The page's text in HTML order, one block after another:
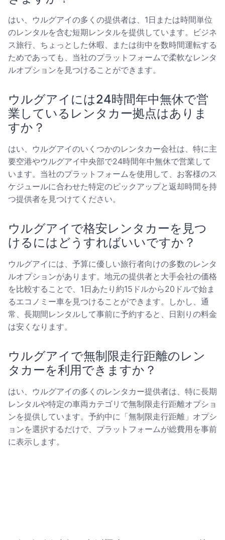
はい、ウルグアイの多くの提供者は、1日または時間単位
のレンタルを含む短期レンタルを提供しています。ビジネ
ス旅行、ちょっとした休暇、または街中を数時間運転する
ためであっても、当社のプラットフォームで柔軟なレンタ
ルオプションを見つけることができます。
ウルグアイには24時間年中無休で営
業しているレンタカー拠点はありま
すか？
はい、ウルグアイのいくつかのレンタカー会社は、特に主
要空港やウルグアイ中央部で24時間年中無休で営業して
います。当社のプラットフォームを使用して、お客様のス
ケジュールに合わせた特定のピックアップと返却時間を持
つ提供者を見つけてください。
ウルグアイで格安レンタカーを見つ
けるにはどうすればいいですか？
ウルグアイには、予算に優しい旅行者向けの多数のレンタ
ルオプションがあります。地元の提供者と大手会社の価格
を比較することで、1日あたり約15ドルから20ドルで始ま
るエコノミー車を見つけることができます。しかし、通
常、長期間レンタルして事前に予約すると、日割りの料金
は安くなります。
ウルグアイで無制限走行距離のレン
タカーを利用できますか？
はい、ウルグアイの多くのレンタカー提供者は、特に長期
レンタルや特定の車両カテゴリで無制限走行距離オプショ
ンを提供しています。予約中に「無制限走行距離」オプシ
ョンを選択するだけで、プラットフォームが総費用を事前
に表示します。